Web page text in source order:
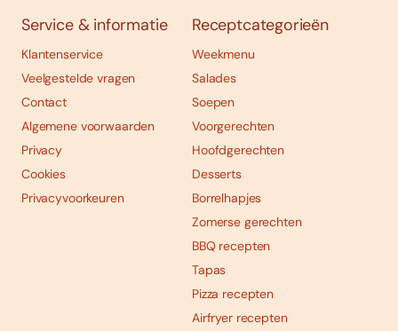
Service & informatie
Klantenservice
Veelgestelde vragen
Contact
Algemene voorwaarden
Privacy
Cookies
Privacyvoorkeuren
Receptcategorieën
Weekmenu
Salades
Soepen
Voorgerechten
Hoofdgerechten
Desserts
Borrelhapjes
Zomerse gerechten
BBQ recepten
Tapas
Pizza recepten
Airfryer recepten